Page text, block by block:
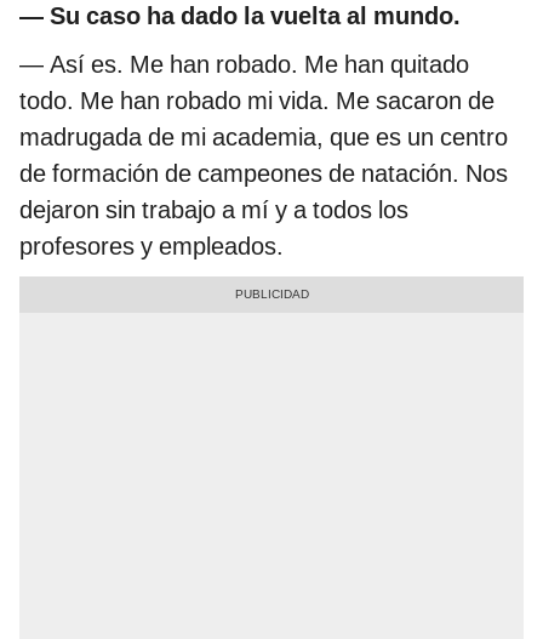
— Su caso ha dado la vuelta al mundo.
— Así es. Me han robado. Me han quitado
todo. Me han robado mi vida. Me sacaron de
madrugada de mi academia, que es un centro
de formación de campeones de natación. Nos
dejaron sin trabajo a mí y a todos los
profesores y empleados.